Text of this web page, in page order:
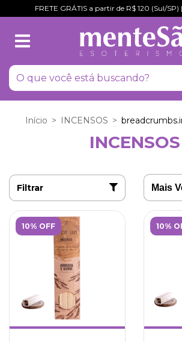
FRETE GRÁTIS a partir de R$ 120 (Sul/SP)
Início > INCENSOS >
INCENSOS
Filtrar
10% OFF 10%